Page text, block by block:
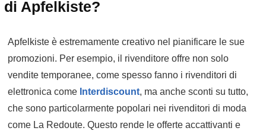
di Apfelkiste?
Apfelkiste è estremamente creativo nel pianificare le sue
promozioni. Per esempio, il rivenditore offre non solo
vendite temporanee, come spesso fanno i rivenditori di
elettronica come Interdiscount, ma anche sconti su tutto,
che sono particolarmente popolari nei rivenditori di moda
come La Redoute. Questo rende le offerte accattivanti e